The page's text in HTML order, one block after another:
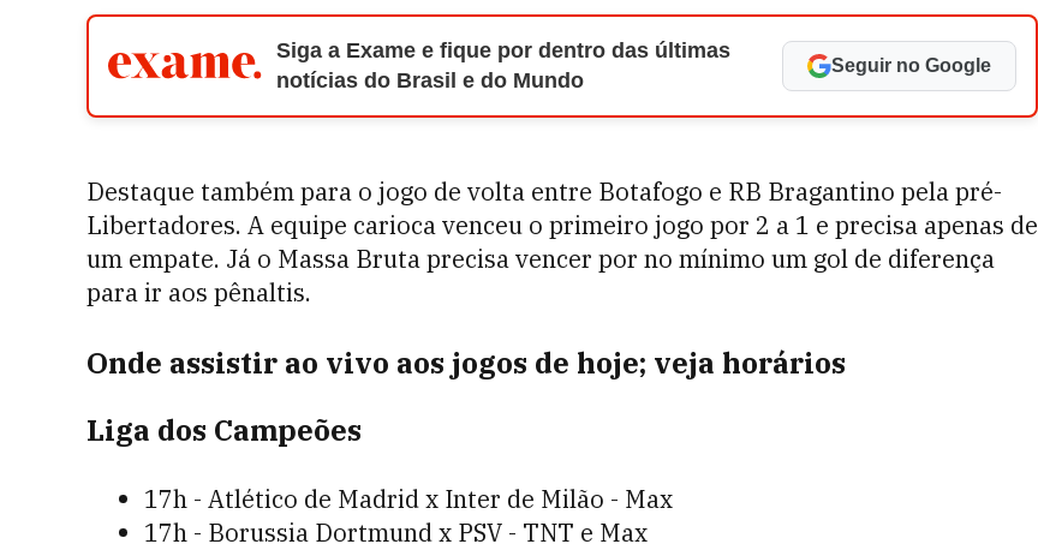
Siga a Exame e fique por dentro das últimas
notícias do Brasil e do Mundo
Seguir no Google
Destaque também para o jogo de volta entre Botafogo e RB Bragantino pela pré-
Libertadores. A equipe carioca venceu o primeiro jogo por 2 a 1 e precisa apenas de
um empate. Já o Massa Bruta precisa vencer por no mínimo um gol de diferença
para ir aos pênaltis.
Onde assistir ao vivo aos jogos de hoje; veja horários
Liga dos Campeões
17h - Atlético de Madrid x Inter de Milão - Max
17h - Borussia Dortmund x PSV - TNT e Max